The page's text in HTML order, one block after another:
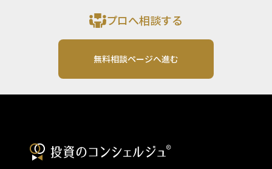
プロへ相談する
無料相談ページへ進む